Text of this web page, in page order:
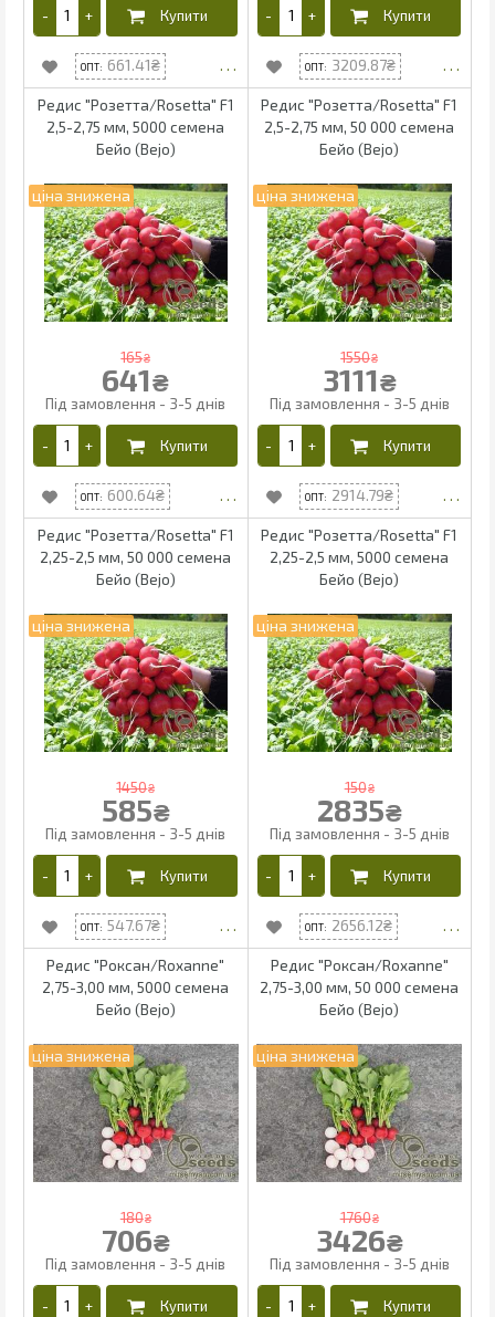
661.41 3209.87
Редис "Розетта/Rosetta" F1
2,5-2,75 мм, 5000 семена
Бейо (Bejo)
165₴
641₴
600.64
Редис "Розетта/Rosetta" F1
2,5-2,75 мм, 50 000 семена
Бейо (Bejo)
1550₴
3111₴
2914.79
Редис "Розетта/Rosetta" F1
2,25-2,5 мм, 50 000 семена
Бейо (Bejo)
1450₴
585₴
547.67
Редис "Розетта/Rosetta" F1
2,25-2,5 мм, 5000 семена
Бейо (Bejo)
150₴
2835₴
2656.12
Редис "Роксан/Roxanne"
2,75-3,00 мм, 5000 семена
Бейо (Bejo)
180₴
706₴
Редис "Роксан/Roxanne"
2,75-3,00 мм, 50 000 семена
Бейо (Bejo)
1760₴
3426₴